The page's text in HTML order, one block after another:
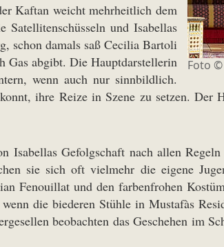
Foto ©
Kaftan weicht mehrheitlich dem
Satellitenschüsseln und Isabellas
schon damals saß Cecilia Bartoli
Gas abgibt. Die Hauptdarstellerin
wenn auch nur sinnbildlich.
ihre Reize in Szene zu setzen.
Gefolgschaft nach allen
sie sich oft vielmehr die eigene
Fenouillat und den farbenfrohen
die biederen Stühle in Mustafàs
beobachten das Geschehen im